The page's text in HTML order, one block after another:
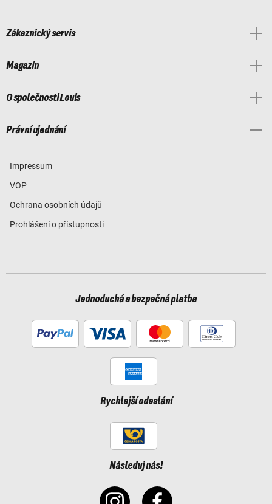
Zákaznický servis
Magazín
O společnosti Louis
Právní ujednání
Impressum
VOP
Ochrana osobních údajů
Prohlášení o přístupnosti
Jednoduchá a bezpečná platba
Rychlejší odeslání
Následuj nás!